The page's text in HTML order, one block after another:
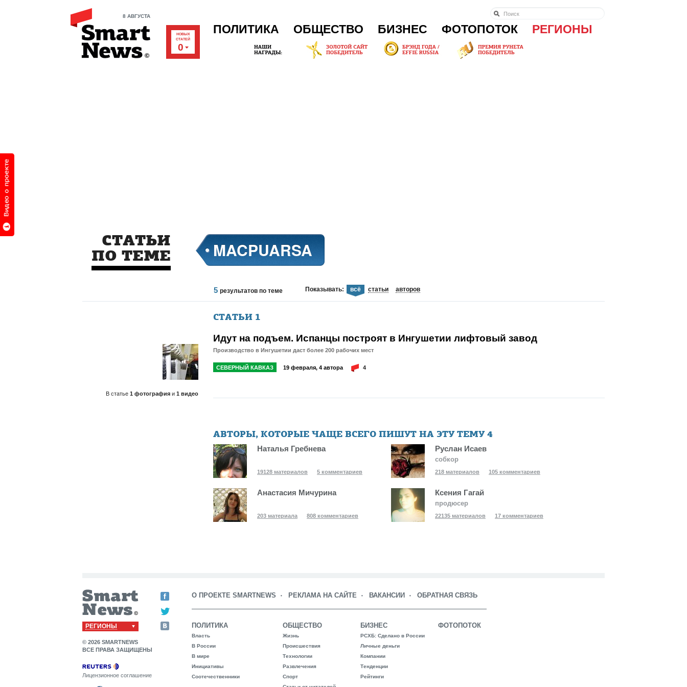
8 АВГУСТА
НОВЫХ
СТАТЕЙ
0
ПОЛИТИКА ОБЩЕСТВО БИЗНЕС ФОТОПОТОК РЕГИОНЫ
СТАТЬИ
ПО ТЕМЕ
MACPUARSA
5 результатов по теме Показывать: всё статьи авторов
СТАТЬИ 1
В статье 1 фотография и 1 видео
Идут на подъем. Испанцы построят в Ингушетии лифтовый завод
Производство в Ингушетии даст более 200 рабочих мест
СЕВЕРНЫЙ КАВКАЗ 19 февраля, 4 автора 4
АВТОРЫ, КОТОРЫЕ ЧАЩЕ ВСЕГО ПИШУТ НА ЭТУ ТЕМУ4
Наталья Гребнева
19128 материалов 5 комментариев
Анастасия Мичурина
203 материала 808 комментариев
Руслан Исаев
собкор
218 материалов 105 комментариев
Ксения Гагай
продюсер
22135 материалов 17 комментариев
РЕГИОНЫ
© 2026 SMARTNEWS
ВСЕ ПРАВА ЗАЩИЩЕНЫ
Лицензионное соглашение
О ПРОЕКТЕ SMARTNEWS РЕКЛАМА НА САЙТЕ ВАКАНСИИ ОБРАТНАЯ СВЯЗЬ
ПОЛИТИКА
Власть
В России
В мире
Инициативы
Соотечественники
ОБЩЕСТВО
Жизнь
Происшествия
Технологии
Развлечения
Спорт
БИЗНЕС
РСХБ: Сделано в России
Личные деньги
Компании
Тенденции
Рейтинги
ФОТОПОТОК